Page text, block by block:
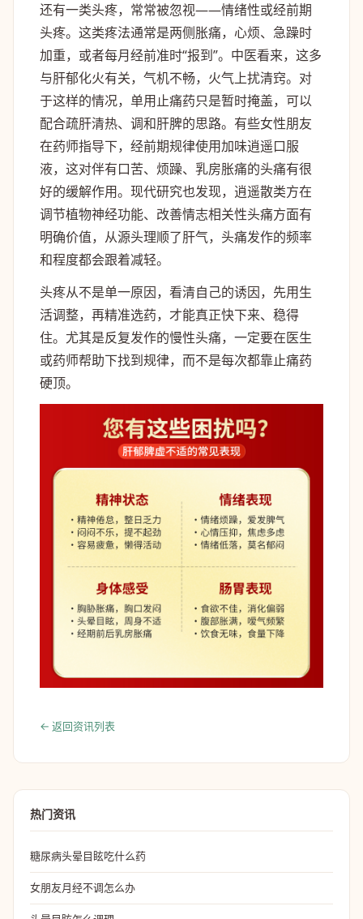
还有一类头疼，常常被忽视——情绪性或经前期
头疼。这类疼法通常是两侧胀痛，心烦、急躁时
加重，或者每月经前准时“报到”。中医看来，这多
与肝郁化火有关，气机不畅，火气上扰清窍。对
于这样的情况，单用止痛药只是暂时掩盖，可以
配合疏肝清热、调和肝脾的思路。有些女性朋友
在药师指导下，经前期规律使用加味逍遥口服
液，这对伴有口苦、烦躁、乳房胀痛的头痛有很
好的缓解作用。现代研究也发现，逍遥散类方在
调节植物神经功能、改善情志相关性头痛方面有
明确价值，从源头理顺了肝气，头痛发作的频率
和程度都会跟着减轻。
头疼从不是单一原因，看清自己的诱因，先用生
活调整，再精准选药，才能真正快下来、稳得
住。尤其是反复发作的慢性头痛，一定要在医生
或药师帮助下找到规律，而不是每次都靠止痛药
硬顶。
← 返回资讯列表
热门资讯
糖尿病头晕目眩吃什么药
女朋友月经不调怎么办